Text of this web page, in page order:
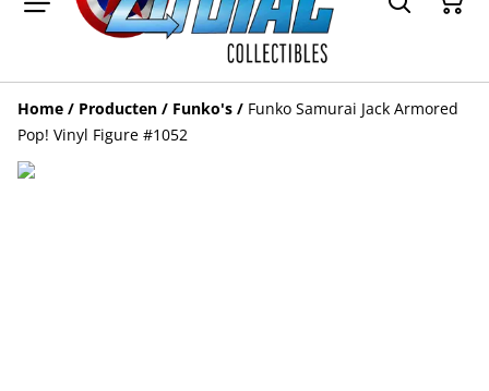
Home / Producten / Funko's / Funko Samurai Jack Armored
Pop! Vinyl Figure #1052